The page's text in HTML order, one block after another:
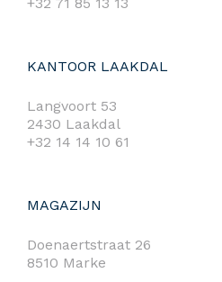
KANTOOR LAAKDAL
Langvoort 53
2430 Laakdal
+32 14 14 10 61
MAGAZIJN
Doenaertstraat 26
8510 Marke